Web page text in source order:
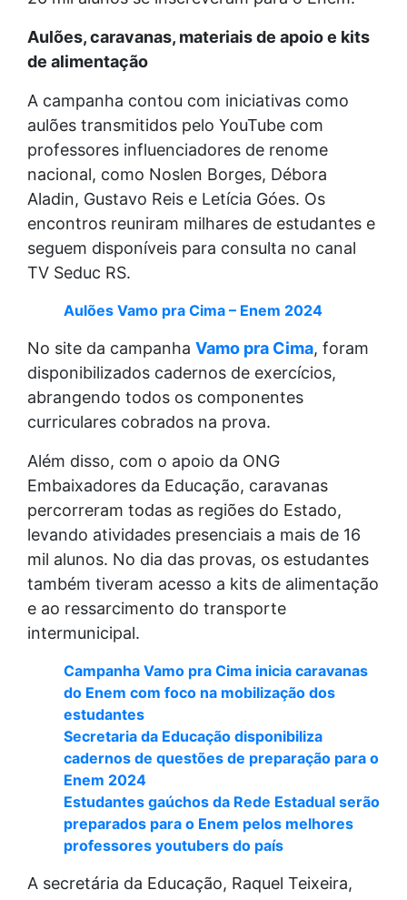
Aulões, caravanas, materiais de apoio e kits
de alimentação
A campanha contou com iniciativas como
aulões transmitidos pelo YouTube com
professores influenciadores de renome
nacional, como Noslen Borges, Débora
Aladin, Gustavo Reis e Letícia Góes. Os
encontros reuniram milhares de estudantes e
seguem disponíveis para consulta no canal
TV Seduc RS.
Aulões Vamo pra Cima – Enem 2024
No site da campanha Vamo pra Cima, foram
disponibilizados cadernos de exercícios,
abrangendo todos os componentes
curriculares cobrados na prova.
Além disso, com o apoio da ONG
Embaixadores da Educação, caravanas
percorreram todas as regiões do Estado,
levando atividades presenciais a mais de 16
mil alunos. No dia das provas, os estudantes
também tiveram acesso a kits de alimentação
e ao ressarcimento do transporte
intermunicipal.
Campanha Vamo pra Cima inicia caravanas
do Enem com foco na mobilização dos
estudantes
Secretaria da Educação disponibiliza
cadernos de questões de preparação para o
Enem 2024
Estudantes gaúchos da Rede Estadual serão
preparados para o Enem pelos melhores
professores youtubers do país
A secretária da Educação, Raquel Teixeira,